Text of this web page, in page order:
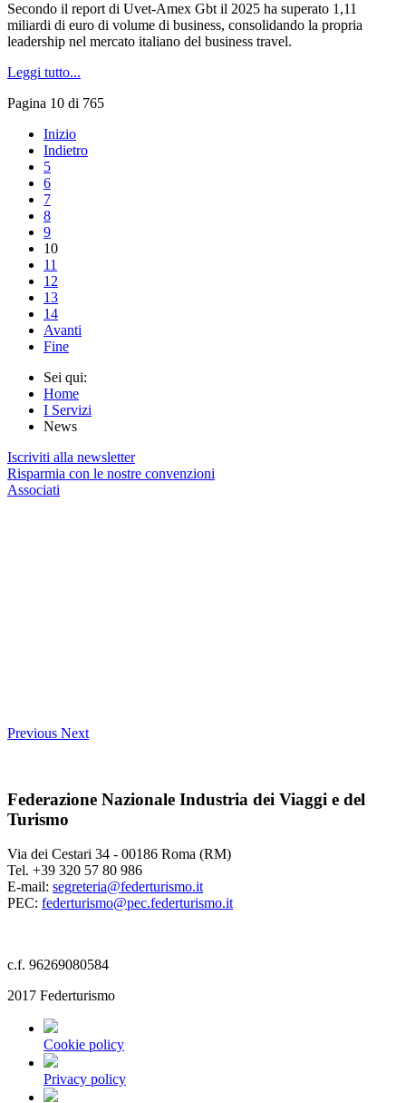
Secondo il report di Uvet-Amex Gbt il 2025 ha superato 1,11
miliardi di euro di volume di business, consolidando la propria
leadership nel mercato italiano del business travel.
Leggi tutto...
Pagina 10 di 765
Inizio
Indietro
5
6
7
8
9
10
11
12
13
14
Avanti
Fine
Sei qui:
Home
I Servizi
News
Iscriviti alla newsletter
Risparmia con le nostre convenzioni
Associati
Previous Next
Federazione Nazionale Industria dei Viaggi e del
Turismo
Via dei Cestari 34 - 00186 Roma (RM)
Tel. +39 320 57 80 986
E-mail: segreteria@federturismo.it
PEC: federturismo@pec.federturismo.it
c.f. 96269080584
2017 Federturismo
Cookie policy
Privacy policy